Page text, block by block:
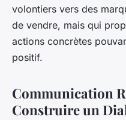
volontiers vers des
de vendre, mais qui
actions concrètes
positif.
Communication
Construire un